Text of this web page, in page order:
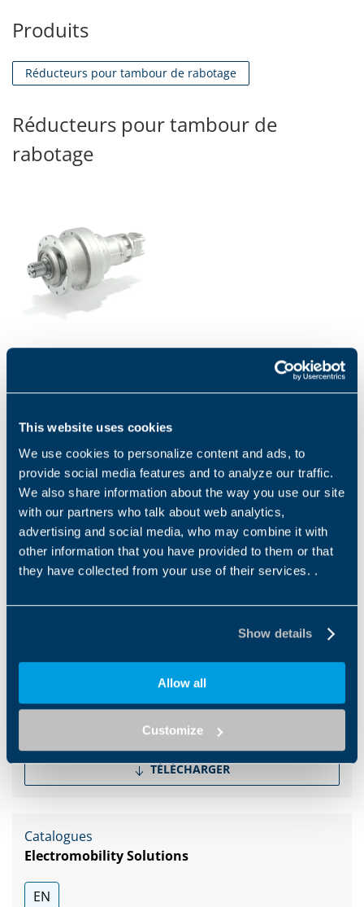
This website uses cookies
We use cookies to personalize content and ads, to
provide social media features and to analyze our traffic.
We also share information about the way you use our site
with our partners who talk about web analytics,
advertising and social media, who may combine it with
other information that you have provided to them or that
they have collected from your use of their services. .
Show details
Allow all
Customize
Produits
Réducteurs pour tambour de rabotage
Réducteurs pour tambour de
rabotage
compacte et puissante. Sa
fait le choix idéal pour...
Downloads
Category filter
Brochure Agriculture & Forestry
EN
TÉLÉCHARGER
Catalogues
Electromobility Solutions
EN